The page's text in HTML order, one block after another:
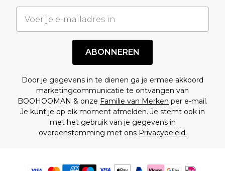
ABONNEREN
Door je gegevens in te dienen ga je ermee akkoord
marketingcommunicatie te ontvangen van
BOOHOOMAN & onze Familie van Merken per e-mail.
Je kunt je op elk moment afmelden. Je stemt ook in
met het gebruik van je gegevens in
overeenstemming met ons Privacybeleid.